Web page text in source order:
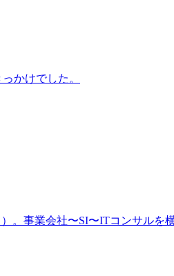
かけでした。
。事業会社〜SI〜ITコンサルを横